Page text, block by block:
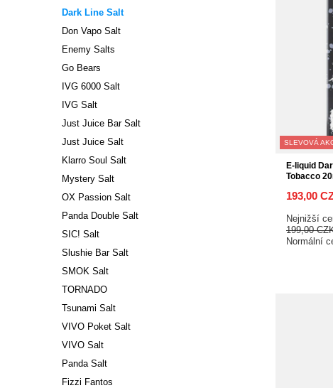
Dark Line Salt
Don Vapo Salt
Enemy Salts
Go Bears
IVG 6000 Salt
IVG Salt
Just Juice Bar Salt
Just Juice Salt
Klarro Soul Salt
Mystery Salt
OX Passion Salt
Panda Double Salt
SIC! Salt
Slushie Bar Salt
SMOK Salt
TORNADO
Tsunami Salt
VIVO Poket Salt
VIVO Salt
Panda Salt
Fizzi Fantos
SLEVOVÁ
E-liquid
Tobacco
193,00
Nejnižší
199,00
Normální